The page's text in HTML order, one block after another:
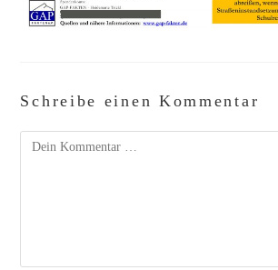
Schreibe einen Kommentar
Kommentar